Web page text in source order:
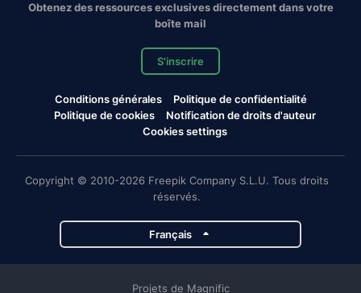
Obtenez des ressources exclusives directement dans votre
boîte mail
S'inscrire
Conditions générales
Politique de confidentialité
Politique de cookies
Notification de droits d'auteur
Cookies settings
Copyright © 2010-2026 Freepik Company S.L.U. Tous droits
réservés.
Français
Projets de Magnific